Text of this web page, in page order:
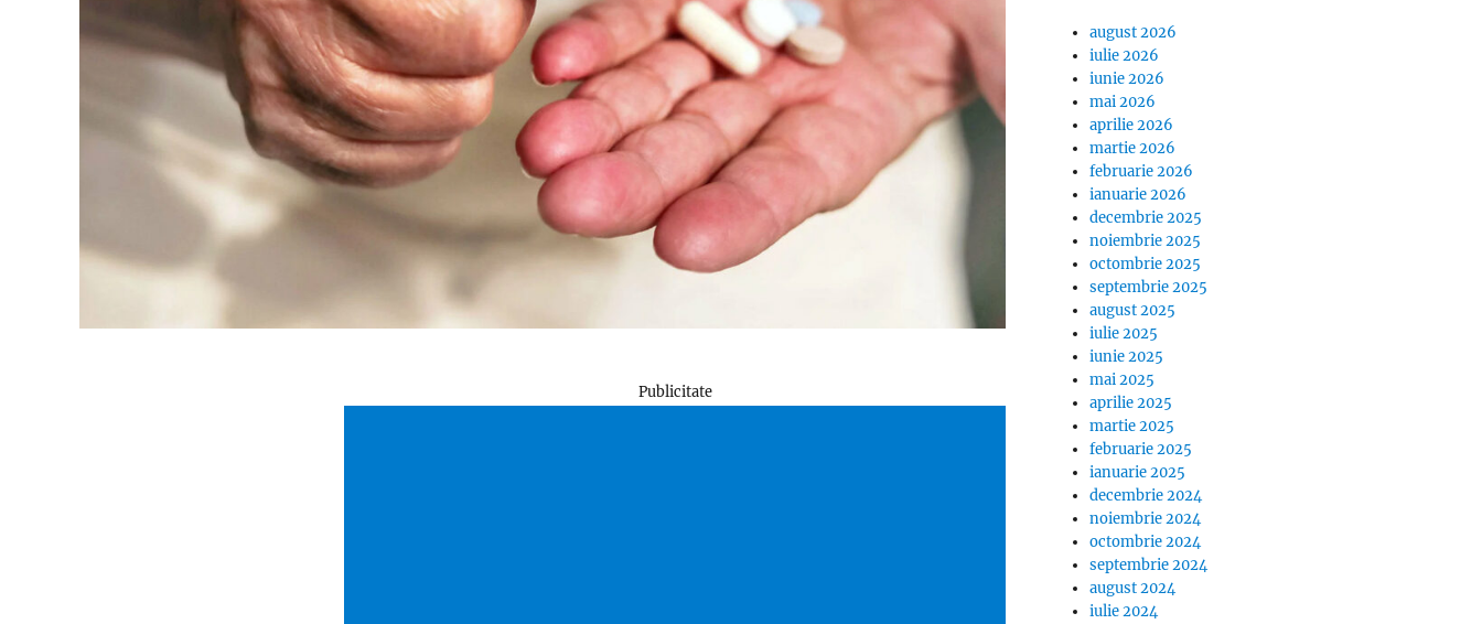
Publicitate
august 2026
iulie 2026
iunie 2026
mai 2026
aprilie 2026
martie 2026
februarie 2026
ianuarie 2026
decembrie 2025
noiembrie 2025
octombrie 2025
septembrie 2025
august 2025
iulie 2025
iunie 2025
mai 2025
aprilie 2025
martie 2025
februarie 2025
ianuarie 2025
decembrie 2024
noiembrie 2024
octombrie 2024
septembrie 2024
august 2024
iulie 2024